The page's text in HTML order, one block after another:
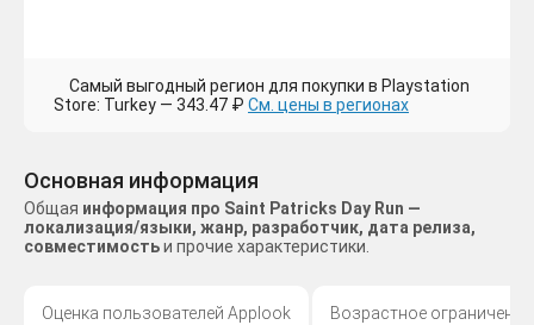
Самый выгодный регион для покупки в Playstation
Store: Turkey — 343.47 ₽ См. цены в регионах
Основная информация
Общая информация про Saint Patricks Day Run —
локализация/языки, жанр, разработчик, дата релиза,
совместимостьи прочие характеристики.
Оценка пользователей Applook
Возрастное ограничение